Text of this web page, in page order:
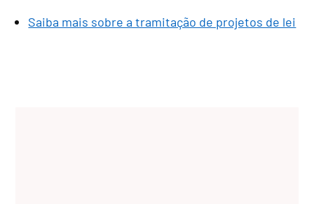
Saiba mais sobre a tramitação de projetos de lei